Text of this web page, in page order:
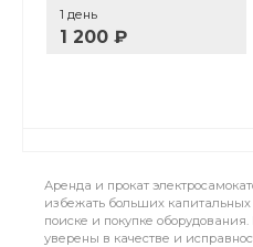
1 день
1 200 ₽
Аренда и прокат
избежать больших
поиске и покупке
уверены в качестве и